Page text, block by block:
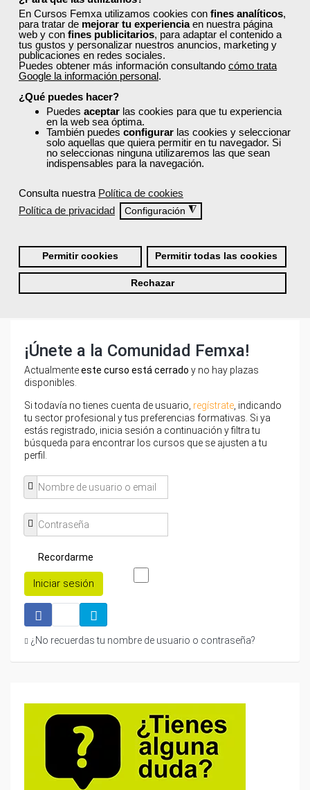
En Cursos Femxa utilizamos cookies con fines analíticos,
para tratar de mejorar tu experienciaen nuestra página
web y con fines publicitarios, para adaptar el contenido a
tus gustos y personalizar nuestros anuncios, marketing y
publicaciones en redes sociales.
Puedes obtener más información consultando cómo trata
Google la información personal.
¿Qué puedes hacer?
Puedes aceptar las cookies para que tu experiencia
en la web sea óptima.
También puedes configurar las cookies y seleccionar
solo aquellas que quiera permitir en tu navegador. Si
no seleccionas ninguna utilizaremos las que sean
indispensables para la navegación.
Consulta nuestra Política de cookies
Política de privacidad
Configuración ◮
Permitir cookies Permitir todas las cookies
Rechazar
SEPE?
¿Son los docentes un aspecto diferencial
de los cursos de Femxa?
¿Los cursos de Femxa son prácticos y
tienen temario actualizado?
finaliza su formación?
curso gratuito?
¡Únete a la Comunidad Femxa!
Actualmenteeste curso está cerrado y no hay plazas
disponibles.
Si todavía no tienes cuenta de usuario, regístrate, indicando
tu sector profesional y tus preferencias formativas. Si ya
estás registrado, inicia sesión a continuación y filtra tu
búsqueda para encontrar los cursos que se ajusten a tu
perfil.
Recordarme
Iniciar sesión
¿No recuerdas tu nombre de usuario o contraseña?